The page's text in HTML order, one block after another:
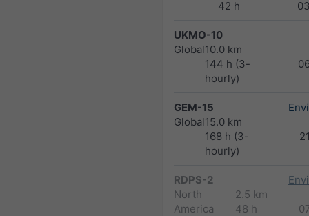
42 h
UKMO-10
Global10.0 km
144 h (3-
hourly)
GEM-15
Global15.0 km
168 h (3-
hourly)
RDPS-2
North
America
2.5 km
48 h